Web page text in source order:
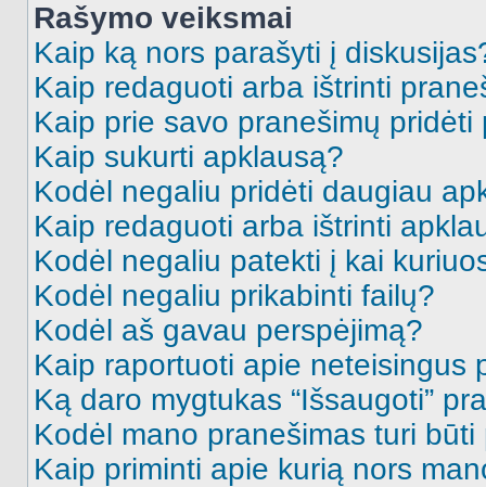
Rašymo veiksmai
Kaip ką nors parašyti į
Kaip redaguoti arba ištrinti
Kaip prie savo pranešimų pridėti
Kaip sukurti apklausą?
Kodėl negaliu pridėti daugiau
Kaip redaguoti arba ištrinti
Kodėl negaliu patekti į kai
Kodėl negaliu prikabinti failų?
Kodėl aš gavau perspėjimą?
Kaip raportuoti apie neteisingus
Ką daro mygtukas “Išsaugoti”
Kodėl mano pranešimas turi būti
Kaip priminti apie kurią nors